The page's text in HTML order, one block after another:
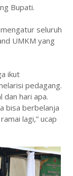
Bupati.
seluruh
UMKM yang
ikut
pedagang.
dan hari apa.
bisa berbelanja
lagi,” ucap